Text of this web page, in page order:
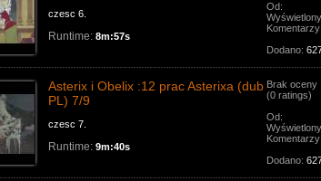
czesc 6.
Runtime: 8m:57s
Od:
Komentarzy:
Dodano:
Asterix i Obelix :12 prac Asterixa (dub
PL) 7/9
czesc 7.
Runtime: 9m:40s
Brak oceny
(0 ratings)
Od:
Komentarzy:
Dodano: